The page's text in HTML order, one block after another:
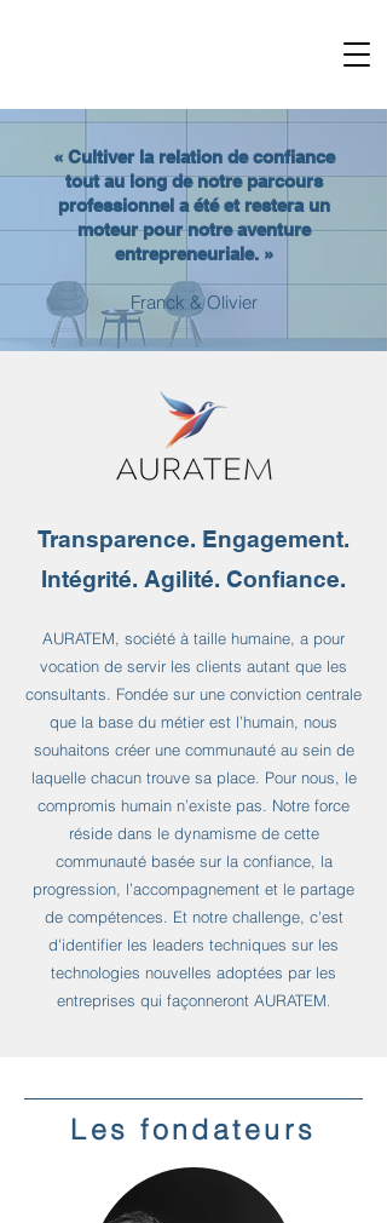
« Cultiver la relation de confiance
tout au long de notre parcours
professionnel a été et restera un
moteur pour notre aventure
entrepreneuriale. »
Franck & Olivier
Transparence. Engagement.
Intégrité. Agilité. Confiance.
AURATEM, société à taille humaine, a pour
vocation de servir les clients autant que les
consultants. Fondée sur une conviction centrale
que la base du métier est l’humain, nous
souhaitons créer une communauté au sein de
laquelle chacun trouve sa place. Pour nous, le
compromis humain n’existe pas. Notre force
réside dans le dynamisme de cette
communauté basée sur la confiance, la
progression, l’accompagnement et le partage
de compétences. Et notre challenge, c'est
d'identifier les leaders techniques sur les
technologies nouvelles adoptées par les
entreprises qui façonneront AURATEM.
Les fondateurs